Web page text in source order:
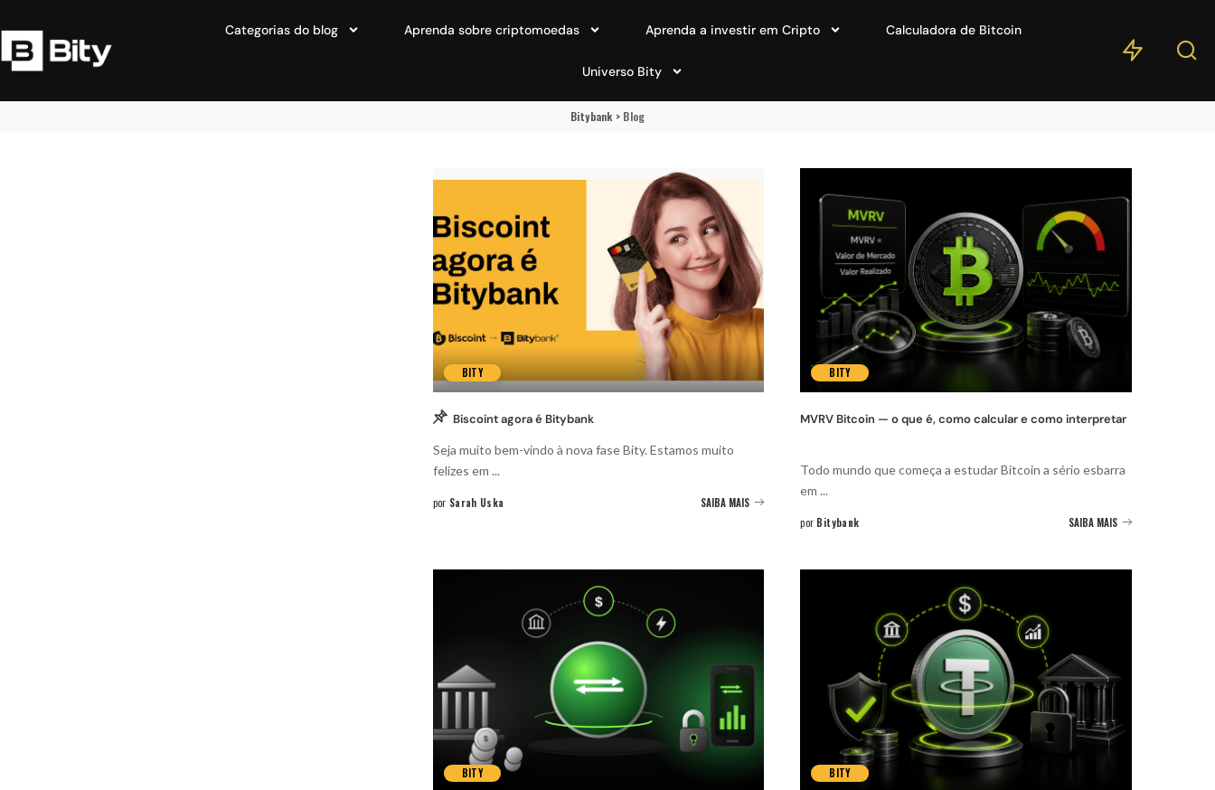
Categorias do blog Aprenda sobre criptomoedas Aprenda a investir em Cripto Calculadora de Bitcoin
Universo Bity
Bitybank > Blog
BITY
Biscoint agora é Bitybank
Seja muito bem-vindo à nova fase Bity. Estamos muito
felizes em ...
por Sarah Uska SAIBA MAIS
BITY
MVRV Bitcoin — o que é, como calcular e como interpretar
Todo mundo que começa a estudar Bitcoin a sério esbarra
em...
por Bitybank SAIBA MAIS
BITY BITY